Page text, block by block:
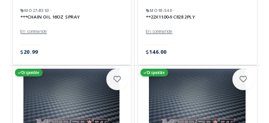
MO27-B353 ·
***CHAIN OIL 16OZ SPRAY
En commande
20.99
MO93-548 ·
**22X11.00-9 C828 2PLY
En commande
146.00
Disponible Disponible